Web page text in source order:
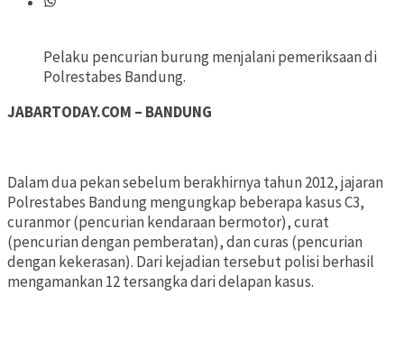
Pelaku pencurian burung menjalani pemeriksaan di
Polrestabes Bandung.
JABARTODAY.COM – BANDUNG
Dalam dua pekan sebelum berakhirnya tahun 2012, jajaran
Polrestabes Bandung mengungkap beberapa kasus C3,
curanmor (pencurian kendaraan bermotor), curat
(pencurian dengan pemberatan), dan curas (pencurian
dengan kekerasan). Dari kejadian tersebut polisi berhasil
mengamankan 12 tersangka dari delapan kasus.